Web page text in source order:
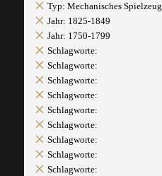
Typ: Mechanisches Spielzeug
Jahr: 1825-1849
Jahr: 1750-1799
Schlagworte:
Schlagworte:
Schlagworte:
Schlagworte:
Schlagworte:
Schlagworte:
Schlagworte:
Schlagworte:
Schlagworte: